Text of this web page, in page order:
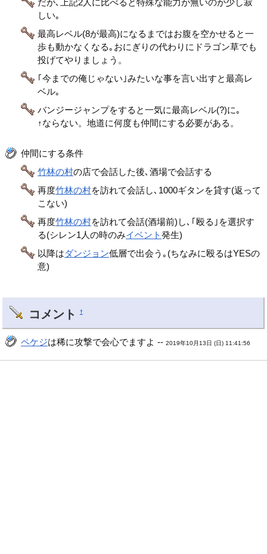
しい｡
最高レベル(8が最高)になるまではお腹を空かせると一
歩も動かなくなる｡おにぎりの代わりにドラゴン草でも
投げてやりましょう。
｢今までの俺じゃない｣みたいな事を言い出すと最高レ
ベル｡
バンジージャンプをすると一気に最高レベル(?)に｡
↑ならない。地道に何度も仲間にする必要がある。
仲間にする条件
竹林の村の店で会話した後､酒場で会話する
再度竹林の村を訪れて会話し､1000ギタンを貸す(返って
こない)
再度竹林の村を訪れて会話(酒場前)し､｢殴る｣を選択す
る(シレン1人の時のみイベント発生)
以降はダンジョン低層で出会う｡(ちなみに殴るはYESの
意)
コメント †
ペケジは稀に攻撃で会心でますよ --2019年10月13日 (日) 11:41:56